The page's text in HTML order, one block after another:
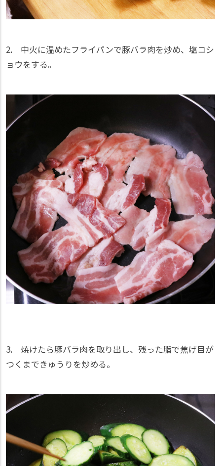
2. 中火に温めたフライパンで豚バラ肉を炒め、塩コシ
ョウをする。
3. 焼けたら豚バラ肉を取り出し、残った脂で焦げ目が
つくまできゅうりを炒める。